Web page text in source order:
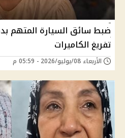
ضبط سائق السيارة المتهم
تفريغ الكاميرات
الأربعاء 08/يوليو/2026 - 05:59 م